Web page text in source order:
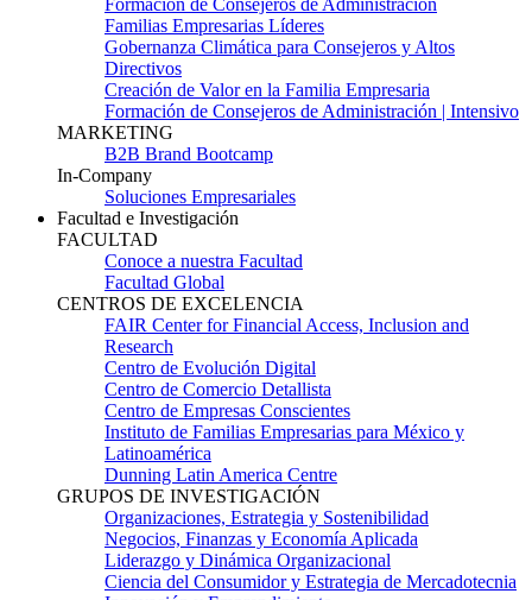
Formación de Consejeros de Administración
Familias Empresarias Líderes
Gobernanza Climática para Consejeros y Altos
Directivos
Creación de Valor en la Familia Empresaria
Formación de Consejeros de Administración | Intensivo
MARKETING
B2B Brand Bootcamp
In-Company
Soluciones Empresariales
Facultad e Investigación
FACULTAD
Conoce a nuestra Facultad
Facultad Global
CENTROS DE EXCELENCIA
FAIR Center for Financial Access, Inclusion and
Research
Centro de Evolución Digital
Centro de Comercio Detallista
Centro de Empresas Conscientes
Instituto de Familias Empresarias para México y
Latinoamérica
Dunning Latin America Centre
GRUPOS DE INVESTIGACIÓN
Organizaciones, Estrategia y Sostenibilidad
Negocios, Finanzas y Economía Aplicada
Liderazgo y Dinámica Organizacional
Ciencia del Consumidor y Estrategia de Mercadotecnia